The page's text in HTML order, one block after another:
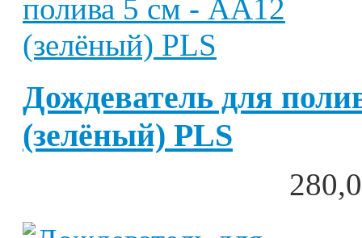
Дождеватель для
(зелёный) PLS